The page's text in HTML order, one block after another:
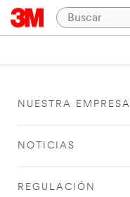
NUESTRA EMPRESA
NOTICIAS
REGULACIÓN